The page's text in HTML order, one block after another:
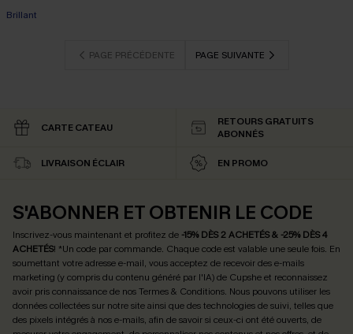
Brillant
PAGE PRÉCÉDENTE PAGE SUIVANTE
CARTE CATEAU
RETOURS GRATUITS
ABONNÉS
LIVRAISON ÉCLAIR EN PROMO
S'ABONNER ET OBTENIR LE CODE
Inscrivez-vous maintenant et profitez de -15% DÈS 2 ACHETÉS & -25% DÈS 4
ACHETÉS! *Un code par commande. Chaque code est valable une seule fois. En
soumettant votre adresse e-mail, vous acceptez de recevoir des e-mails
marketing (y compris du contenu généré par l'IA) de Cupshe et reconnaissez
avoir pris connaissance de nosTermes & Conditions. Nous pouvons utiliser les
données collectées sur notre site ainsi que des technologies de suivi, telles que
des pixels intégrés à nos e-mails, afin de savoir si ceux-ci ont été ouverts, de